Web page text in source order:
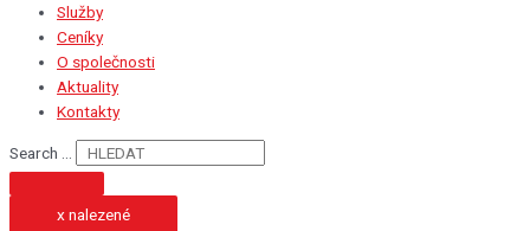
Služby
Ceníky
O společnosti
Aktuality
Kontakty
Search ...
x nalezené